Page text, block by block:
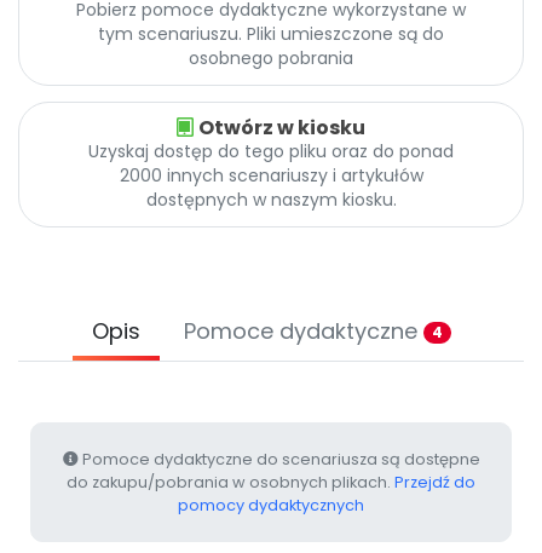
Archiwalne numery
Promocje
Pobierz pomoce dydaktyczne wykorzystane w
tym scenariuszu. Pliki umieszczone są do
osobnego pobrania
Otwórz w kiosku
Uzyskaj dostęp do tego pliku oraz do ponad
2000 innych scenariuszy i artykułów
dostępnych w naszym kiosku.
Opis Pomoce dydaktyczne 4
Pomoce dydaktyczne do scenariusza są dostępne
do zakupu/pobrania w osobnych plikach. Przejdź do
pomocy dydaktycznych